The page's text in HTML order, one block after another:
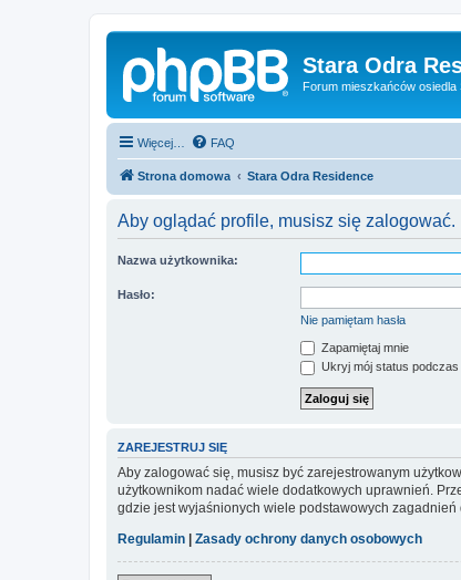
Stara Odra
Forum mieszkańców osiedla
Więcej… FAQ
Strona domowa Stara Odra Residence
Aby oglądać profile, musisz się zalogować.
Nazwa użytkownika:
Hasło:
Nie pamiętam hasła
Zapamiętaj mnie
Ukryj mój status podczas
ZAREJESTRUJ SIĘ
Aby zalogować się, musisz być zarejestrowanym
użytkownikom nadać wiele dodatkowych uprawnień.
gdzie jest wyjaśnionych wiele podstawowych
Regulamin
Zasady ochrony danych osobowych